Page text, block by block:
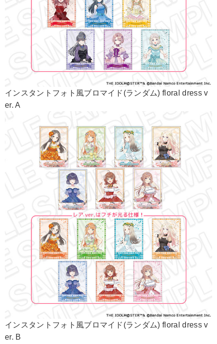
インスタントフォト風ブロマイド(ランダム) floral dress v
er. A
インスタントフォト風ブロマイド(ランダム) floral dress v
er. B